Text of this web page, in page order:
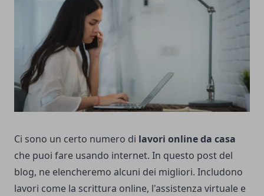
Ci sono un certo numero di lavori online da casa
che puoi fare usando internet. In questo post del
blog, ne elencheremo alcuni dei migliori. Includono
lavori come la scrittura online, l'assistenza virtuale e